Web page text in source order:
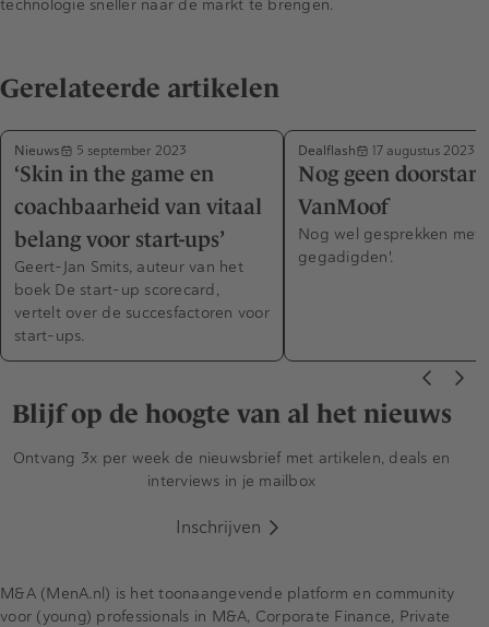
technologie sneller naar de markt te brengen.
Gerelateerde artikelen
Nieuws 5 september 2023
‘Skin in the game en
coachbaarheid van vitaal
belang voor start-ups’
Geert-Jan Smits, auteur van het
boek De start-up scorecard,
vertelt over de succesfactoren voor
start-ups.
Dealflash 17 augustus 2023
Nog geen
VanMoof
Nog wel gesprekken met
gegadigden'.
Blijf op de hoogte van al het nieuws
Ontvang 3x per week de nieuwsbrief met artikelen, deals en
interviews in je mailbox
Inschrijven
M&A (MenA.nl) is het toonaangevende platform en community
voor (young) professionals in M&A, Corporate Finance, Private